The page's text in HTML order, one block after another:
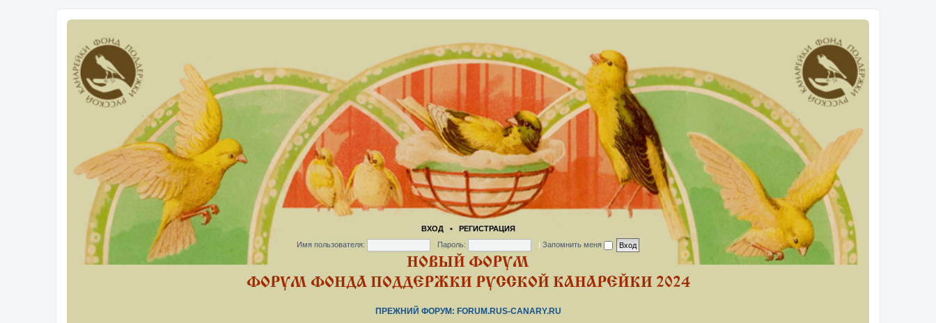
ВХОД• РЕГИСТРАЦИЯ
Имя пользователя:
Пароль: | Запомнить меня
НОВЫЙ ФОРУМ
ФОРУМ ФОНДА ПОДДЕРЖКИ РУССКОЙ КАНАРЕЙКИ 2024
ПРЕЖНИЙ ФОРУМ: FORUM.RUS-CANARY.RU